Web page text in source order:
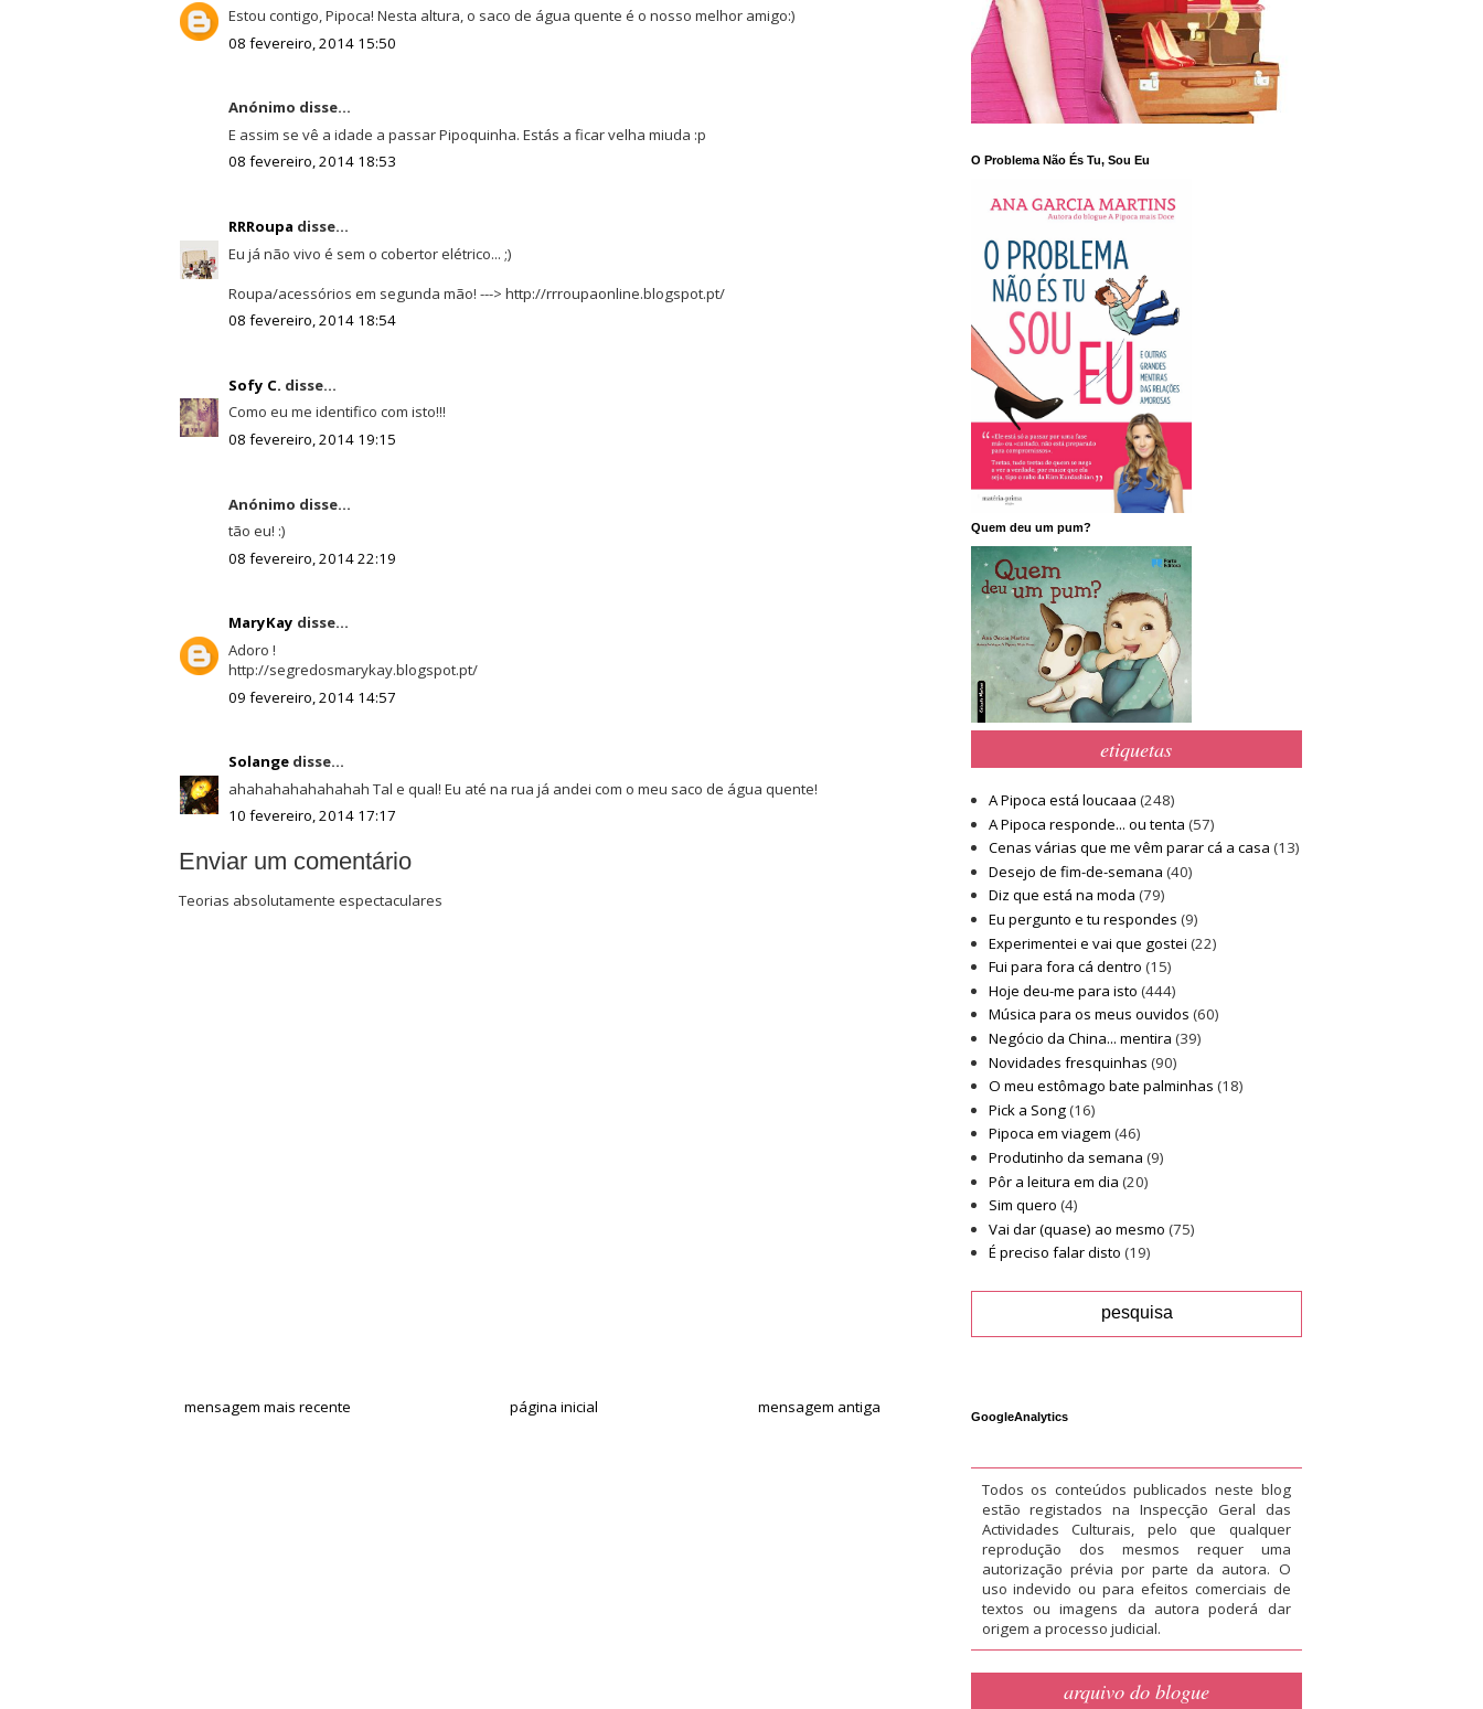
Estou contigo, Pipoca! Nesta altura, o saco de água quente é o nosso melhor amigo:)
08 fevereiro, 2014 15:50
Anónimo disse...
E assim se vê a idade a passar Pipoquinha. Estás a ficar velha miuda :p
08 fevereiro, 2014 18:53
RRRoupa disse...
Eu já não vivo é sem o cobertor elétrico... ;)
Roupa/acessórios em segunda mão! ---> http://rrroupaonline.blogspot.pt/
08 fevereiro, 2014 18:54
Sofy C. disse...
Como eu me identifico com isto!!!
08 fevereiro, 2014 19:15
Anónimo disse...
tão eu! :)
08 fevereiro, 2014 22:19
MaryKay disse...
Adoro !
http://segredosmarykay.blogspot.pt/
09 fevereiro, 2014 14:57
Solangedisse...
ahahahahahahahah Tal e qual! Eu até na rua já andei com o meu saco de água quente!
10 fevereiro, 2014 17:17
Enviar um comentário
Teorias absolutamente espectaculares
mensagem mais recente mensagem antiga
página inicial
O Problema Não És Tu, Sou Eu
Quem deu um pum?
etiquetas
A Pipoca está loucaaa (248)
A Pipoca responde... ou tenta (57)
Cenas várias que me vêm parar cá a casa (13)
Desejo de fim-de-semana (40)
Diz que está na moda (79)
Eu pergunto e tu respondes (9)
Experimentei e vai que gostei (22)
Fui para fora cá dentro (15)
Hoje deu-me para isto (444)
Música para os meus ouvidos (60)
Negócio da China... mentira (39)
Novidades fresquinhas (90)
O meu estômago bate palminhas (18)
Pick a Song(16)
Pipoca em viagem (46)
Produtinho da semana (9)
Pôr a leitura em dia (20)
Sim quero (4)
Vai dar (quase) ao mesmo (75)
É preciso falar disto (19)
GoogleAnalytics
Todos os conteúdos publicados neste blog
estão registados na Inspecção Geral das
Actividades Culturais, pelo que qualquer
reprodução dos mesmos requer uma
autorização prévia por parte da autora. O
uso indevido ou para efeitos comerciais de
textos ou imagens da autora poderá dar
origem a processo judicial.
arquivo do blogue